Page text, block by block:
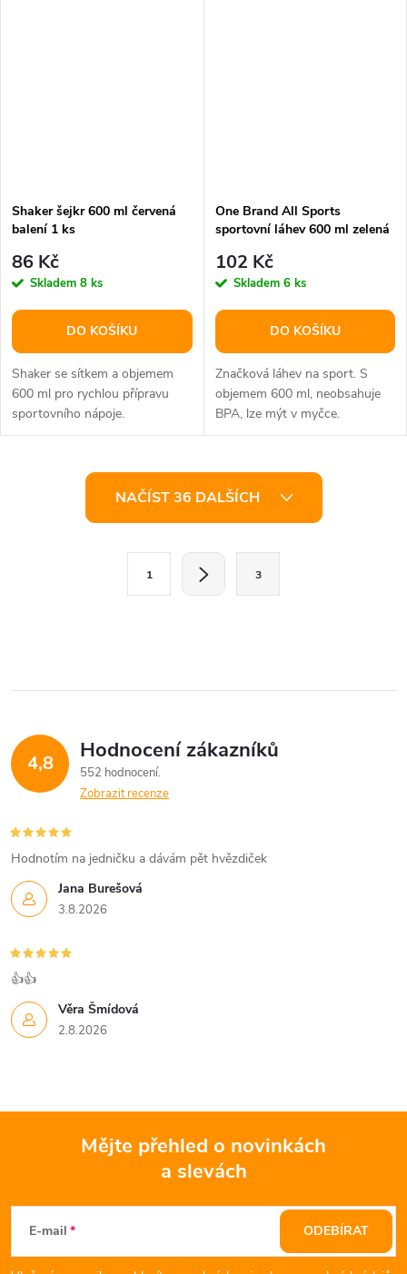
Shaker šejkr 600 ml červená
balení 1 ks
86 Kč
Skladem 8 ks
DO KOŠÍKU
Shaker se sítkem a objemem
600 ml pro rychlou přípravu
sportovního nápoje.
One Brand All Sports
sportovní láhev 600 ml zelená
102 Kč
Skladem 6 ks
DO KOŠÍKU
Značková láhev na sport. S
objemem 600 ml, neobsahuje
BPA, lze mýt v myčce.
í
p
v
k
y
v
ý
p
s
NAČÍST 36 DALŠÍCH
k
v
á
n
1 3
4,8 Hodnocení zákazníků
552 hodnocení
Zobrazit recenze
Jana Burešová
3.8.2026
Hodnotím na jedničku a dávám pět hvězdiček
Věra Šmídová
2.8.2026
👍👍
Mějte přehled o novinkách
a slevách
E-mail ODEBÍRAT